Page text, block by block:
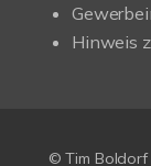
Hinweis
© Tim Boldorf